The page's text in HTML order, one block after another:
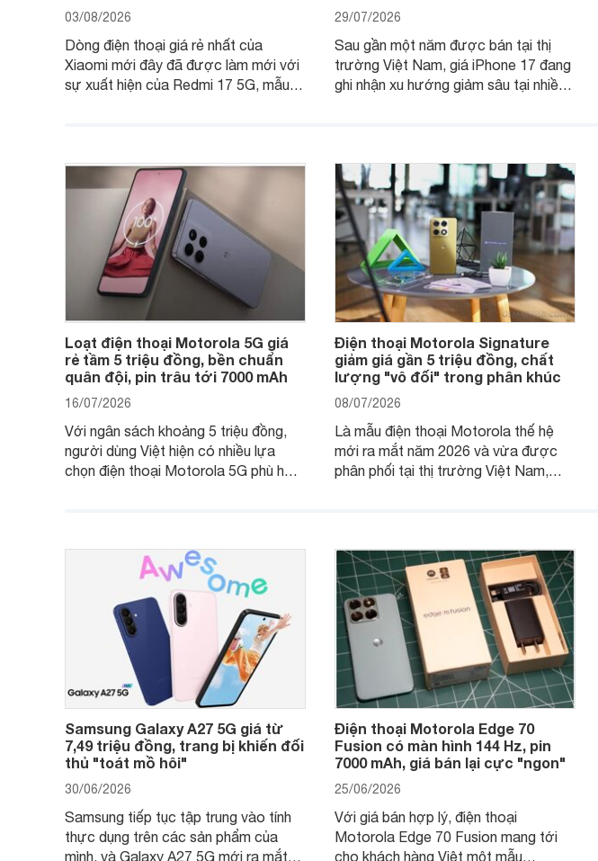
03/08/2026
Dòng điện thoại giá rẻ nhất của
Xiaomi mới đây đã được làm mới với
sự xuất hiện của Redmi 17 5G, mẫu
29/07/2026
Sau gần một năm được bán tại thị
trường Việt Nam, giá iPhone 17 đang
ghi nhận xu hướng giảm sâu tại nhiều
Loạt điện thoại Motorola 5G giá
rẻ tầm 5 triệu đồng, bền chuẩn
quân đội, pin trâu tới 7000 mAh
16/07/2026
Với ngân sách khoảng 5 triệu đồng,
người dùng Việt hiện có nhiều lựa
chọn điện thoại Motorola 5G phù hợp
Điện thoại Motorola Signature
giảm giá gần 5 triệu đồng, chất
lượng "vô đối" trong phân khúc
08/07/2026
Là mẫu điện thoại Motorola thế hệ
mới ra mắt năm 2026 và vừa được
phân phối tại thị trường Việt Nam,
trình giảm giá hấp dẫn, mang đến
thêm một lựa chọn chất lượng cho
người dùng Việt.
Samsung Galaxy A27 5G giá từ
7,49 triệu đồng, trang bị khiến đối
thủ "toát mồ hôi"
30/06/2026
Samsung tiếp tục tập trung vào tính
thực dụng trên các sản phẩm của
mình, và Galaxy A27 5G mới ra mắt
Điện thoại Motorola Edge 70
Fusion có màn hình 144 Hz, pin
7000 mAh, giá bán lại cực "ngon"
25/06/2026
Với giá bán hợp lý, điện thoại
Motorola Edge 70 Fusion mang tới
cho khách hàng Việt một mẫu